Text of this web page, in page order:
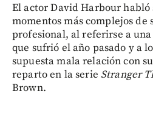
El actor David Harbour habló
momentos más complejos de
profesional, al referirse a
que sufrió el año pasado y a
supuesta mala relación con
reparto en la serie Stranger
Brown.